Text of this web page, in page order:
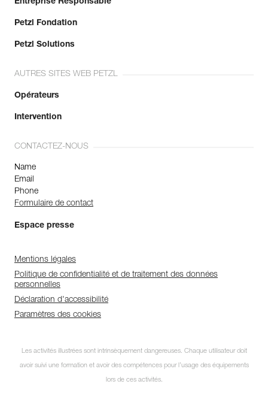
Entreprise Responsable
Petzl Fondation
Petzl Solutions
AUTRES SITES WEB PETZL
Opérateurs
Intervention
CONTACTEZ-NOUS
Name
Email
Phone
Formulaire de contact
Espace presse
Mentions légales
Politique de confidentialité et de traitement des données
personnelles
Déclaration d'accessibilité
Paramètres des cookies
Les activités illustrées sont intrinsèquement dangereuses. Chaque utilisateur doit
avoir suivi une formation et avoir des compétences pour l’usage des équipements
lors de ces activités.